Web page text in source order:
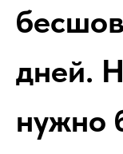
дней.
нужно